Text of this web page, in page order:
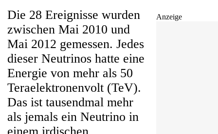
Anzeige
Die 28 Ereignisse wurden
zwischen Mai 2010 und
Mai 2012 gemessen. Jedes
dieser Neutrinos hatte eine
Energie von mehr als 50
Teraelektronenvolt (TeV).
Das ist tausendmal mehr
als jemals ein Neutrino in